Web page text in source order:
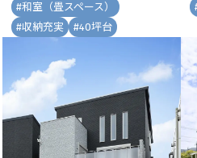
#和室（畳スペース）
#収納充実 #40坪台